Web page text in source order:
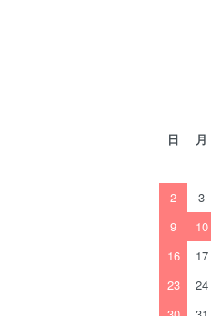
日 月
2
3
9
10
16
17
23
24